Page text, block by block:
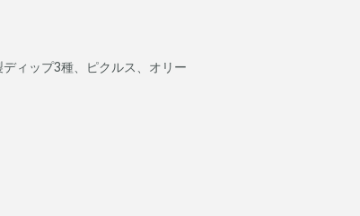
ィップ3種、ピクルス、オリー